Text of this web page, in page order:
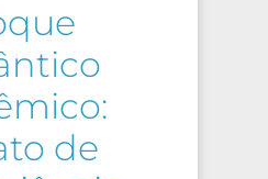
de